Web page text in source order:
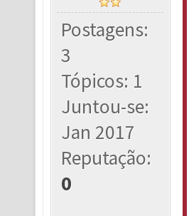
Postagens:
3
Tópicos: 1
Juntou-se:
Jan 2017
Reputação:
0